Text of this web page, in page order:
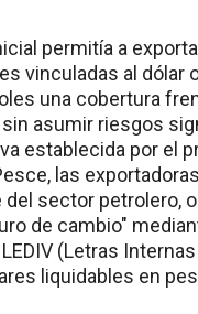
permitía a
vinculadas al dólar
una cobertura
asumir riesgos
establecida por el
las
sector petrolero,
de cambio"
(Letras
liquidables en